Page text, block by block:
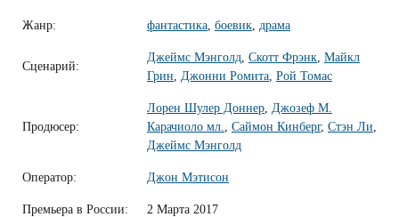
Жанр: фантастика боевик драма
Сценарий:
Джеймс Мэнголд Скотт Фрэнк Майкл
Грин
Джонни Ромита Рой Томас
Продюсер:
Лорен Шулер Доннер Джозеф М.
Карачиоло мл.
Саймон Кинберг, Стэн Ли
Джеймс Мэнголд
Оператор: Джон Мэтисон
Премьера в России: 2 Марта 2017